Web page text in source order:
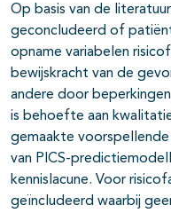
Op basis van de
geconcludeerd of
opname variabelen
bewijskracht van de
andere door
is behoefte aan
gemaakte voorspellende
van PICS-
kennislacune. Voor
geïncludeerd waarbij